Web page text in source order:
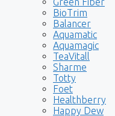
BioTrim
Balancer
Aquamatic
Aquamagic
TeaVitall
Sharme
Totty
Foet
Healthberry
Happy Dew